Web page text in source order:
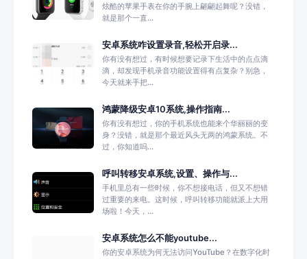
炫酷的苹果手表在你的手腕上翩翩起舞呢？没错，
就是那个一直...
安卓系统咋设置录音,轻松开启录...
你有没有想过，有时候想要记录下生活中的点点滴
滴，却发现手机录音功能设置得有点复杂？别急，
今天就来手把...
鸿蒙降级安卓10系统,操作指南...
你有没有想过，你的手机系统也能来个华丽丽的变
身？没错，就是那个最近风头无两的鸿蒙系统。不
过，你知道吗...
呼叫转移安卓系统,设置、操作与...
手机里总有一些时候，你不想接电话，但又不想错
过重要的来电。这时候，呼叫转移功能就派上大用
场啦！今天，...
安卓系统怎么不能youtube...
你的安卓系统为何无法访问YouTube？在数字化时